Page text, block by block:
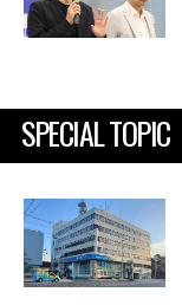
SPECIAL TOPIC